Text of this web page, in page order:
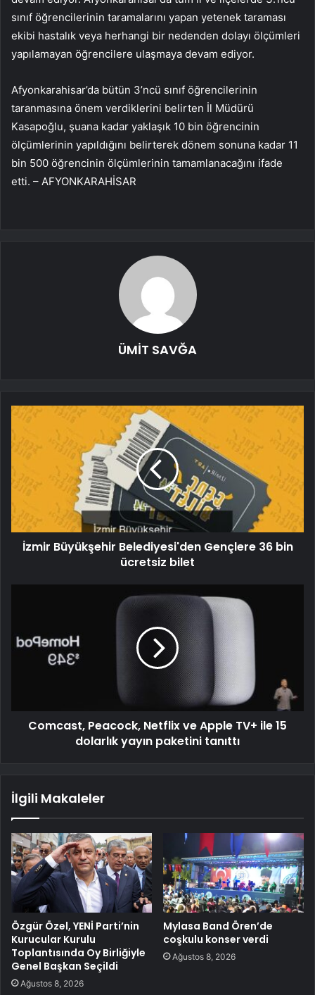
sınıf öğrencilerinin taramalarını yapan yetenek taraması
ekibi hastalık veya herhangi bir nedenden dolayı ölçümleri
yapılamayan öğrencilere ulaşmaya devam ediyor.
Afyonkarahisar’da bütün 3’ncü sınıf öğrencilerinin
taranmasına önem verdiklerini belirten İl Müdürü
Kasapoğlu, şuana kadar yaklaşık 10 bin öğrencinin
ölçümlerinin yapıldığını belirterek dönem sonuna kadar 11
bin 500 öğrencinin ölçümlerinin tamamlanacağını ifade
etti. – AFYONKARAHİSAR
ÜMİT SAVĞA
İzmir Büyükşehir Belediyesi'den Gençlere 36 bin
ücretsiz bilet
Comcast, Peacock, Netflix ve Apple TV+ ile 15
dolarlık yayın paketini tanıttı
İlgili Makaleler
Özgür Özel, YENİ Parti’nin
Kurucular Kurulu
Toplantısında Oy Birliğiyle
Genel Başkan Seçildi
Ağustos 8, 2026
Mylasa Band Ören’de
coşkulu konser verdi
Ağustos 8, 2026